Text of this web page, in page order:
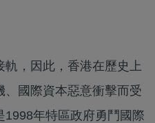
，因此，香港在歷史上
國際資本惡意衝擊而受
年特區政府勇鬥國際